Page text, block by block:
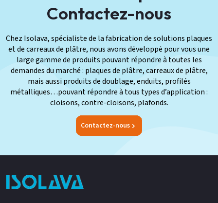
Contactez-nous
Chez Isolava, spécialiste de la fabrication de solutions plaques
et de carreaux de plâtre, nous avons développé pour vous une
large gamme de produits pouvant répondre à toutes les
demandes du marché : plaques de plâtre, carreaux de plâtre,
mais aussi produits de doublage, enduits, profilés
métalliques…pouvant répondre à tous types d’application :
cloisons, contre-cloisons, plafonds.
Contactez-nous